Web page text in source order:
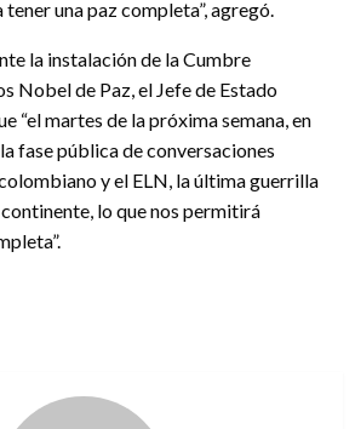
una paz completa”, agregó.
la instalación de la Cumbre
Nobel de Paz, el Jefe de Estado
“el martes de la próxima semana, en
fase pública de conversaciones
y el ELN, la última guerrilla
lo que nos permitirá